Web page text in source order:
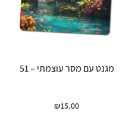
מגנט עם מסר עוצמתי – 51
₪15.00